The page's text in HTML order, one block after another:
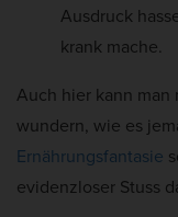
Ausdruck
krank mache.
Auch hier kann
wundern, wie es
Ernährungsfantasie
evidenzloser Stuss